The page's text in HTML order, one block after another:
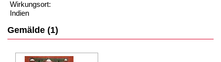
Wirkungsort:
Indien
Gemälde (1)